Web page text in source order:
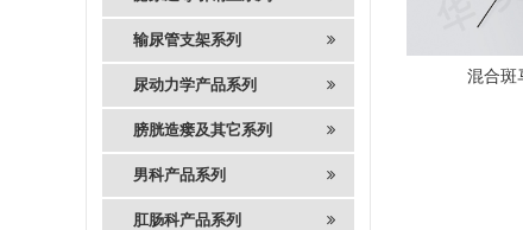
输尿管支架系列
尿动力学产品系列
膀胱造瘘及其它系列
男科产品系列
肛肠科产品系列
混合斑